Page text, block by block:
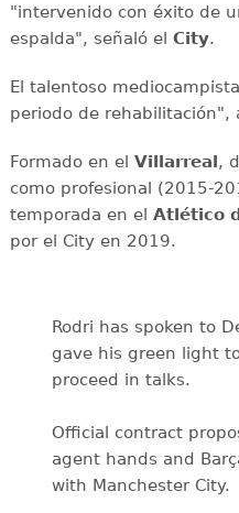
"intervenido con éxito de
espalda", señaló el City.
El talentoso
periodo de rehabilitación",
Formado en el Villarreal,
como profesional (2015-
temporada en el Atlético
por el City en 2019.
Rodri has spoken to
gave his green light
proceed in talks.
Official contract
agent hands and
with Manchester City.